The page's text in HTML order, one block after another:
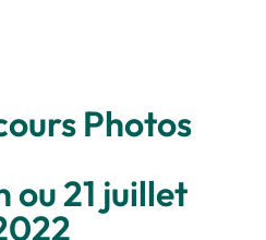
Photos
ou 21 juillet